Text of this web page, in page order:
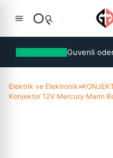
Guvenli
Elektrik ve Elektronik»
Konjektor 12V Mercury Marin